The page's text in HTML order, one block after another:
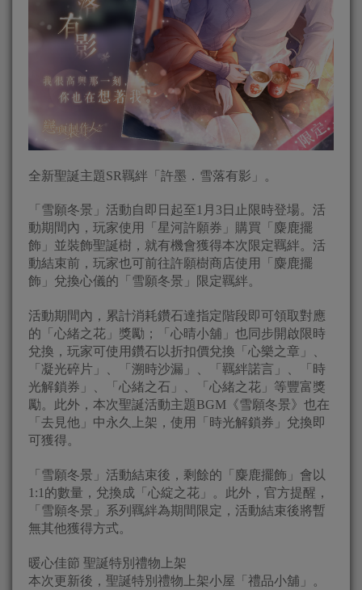
全新聖誕主題SR羈絆「許墨．雪落有影」。
「雪願冬景」活動自即日起至1月3日止限時登場。活
動期間內，玩家使用「星河許願券」購買「麋鹿擺
飾」並裝飾聖誕樹，就有機會獲得本次限定羈絆。活
動結束前，玩家也可前往許願樹商店使用「麋鹿擺
飾」兌換心儀的「雪願冬景」限定羈絆。
活動期間內，累計消耗鑽石達指定階段即可領取對應
的「心緒之花」獎勵；「心晴小舖」也同步開啟限時
兌換，玩家可使用鑽石以折扣價兌換「心樂之章」、
「凝光碎片」、「溯時沙漏」、「羈絆諾言」、「時
光解鎖券」、「心緒之石」、「心緒之花」等豐富獎
勵。此外，本次聖誕活動主題BGM《雪願冬景》也在
「去見他」中永久上架，使用「時光解鎖券」兌換即
可獲得。
「雪願冬景」活動結束後，剩餘的「麋鹿擺飾」會以
1:1的數量，兌換成「心綻之花」。此外，官方提醒，
「雪願冬景」系列羈絆為期間限定，活動結束後將暫
無其他獲得方式。
暖心佳節 聖誕特別禮物上架
本次更新後，聖誕特別禮物上架小屋「禮品小舖」。